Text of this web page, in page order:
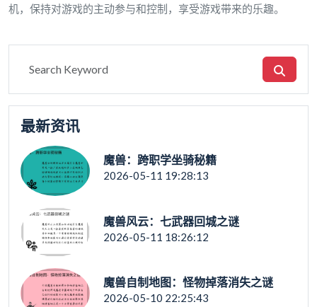
机，保持对游戏的主动参与和控制，享受游戏带来的乐趣。
最新资讯
魔兽：跨职学坐骑秘籍
2026-05-11 19:28:13
魔兽风云：七武器回城之谜
2026-05-11 18:26:12
魔兽自制地图：怪物掉落消失之谜
2026-05-10 22:25:43